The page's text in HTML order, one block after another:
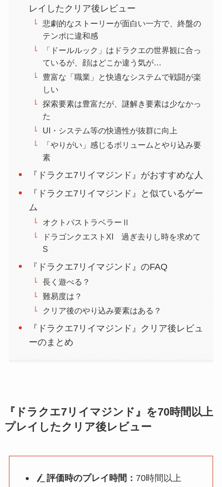
レイしたクリア後レビュー
悲劇的なストーリーが面白い一方で、終盤の
テンポに違和感
「ドールルック」はドラクエの世界観に合っ
ているが、顔はどこか違う気が…
豊富な「職業」と快適なシステムで戦闘が楽
しい
探索要素は豊富だが、謎解き要素は少なかっ
た
UI・システム等の快適性が抜群に向上
「やりがい」感じるボリュームとやり込み要
素
『ドラクエ7リイマジンド』がおすすめな人
『ドラクエ7リイマジンド』と似ているゲー
ム
オクトパストラベラーⅡ
ドラゴンクエストXI 過ぎ去りし時を求めて
S
『ドラクエ7リイマジンド』のFAQ
長く遊べる？
難易度は？
クリア後のやり込み要素はある？
『ドラクエ7リイマジンド』クリア後レビュ
ーのまとめ
『ドラクエ7リイマジンド』を70時間以上
プレイしたクリア後レビュー
評価時のプレイ時間： 70時間以上